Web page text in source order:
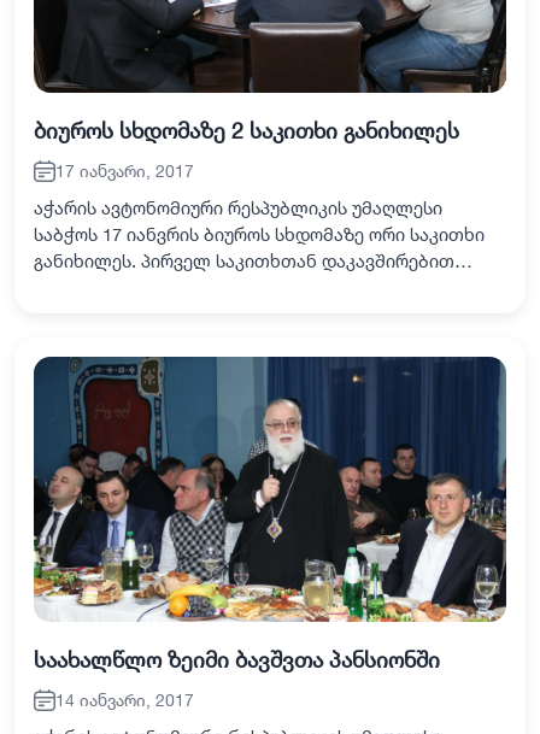
ბიუროს სხდომაზე 2 საკითხი განიხილეს
17 იანვარი, 2017
აჭარის ავტონომიური რესპუბლიკის უმაღლესი
საბჭოს 17 იანვრის ბიუროს სხდომაზე ორი საკითხი
განიხილეს. პირველ საკითხთან დაკავშირებით
საახალწლო ზეიმი ბავშვთა პანსიონში
14 იანვარი, 2017